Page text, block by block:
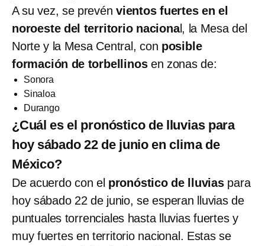
A su vez, se prevén vientos fuertes en el
noroeste del territorio nacional, la Mesa del
Norte y la Mesa Central, con posible
formación de torbellinosen zonas de:
Sonora
Sinaloa
Durango
¿Cuál es el pronóstico de lluvias para
hoy sábado 22 de junio en clima de
México?
De acuerdo con el pronóstico de lluviaspara
hoy sábado 22 de junio, se esperan lluvias de
puntuales torrenciales hasta lluvias fuertes y
muy fuertes en territorio nacional. Estas se